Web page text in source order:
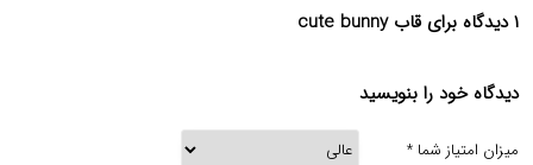
۱ دیدگاه برای قاب cute bunny
دیدگاه خود را بنویسید
میزان امتیاز شما *